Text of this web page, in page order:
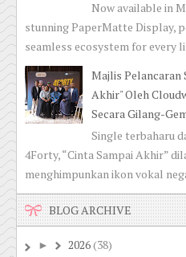
Now available in
stunning PaperMatte Display,
seamless ecosystem for every
Majlis Pelancaran
Akhir" Oleh
Secara Gilang-
Single terbaharu
4Forty, “Cinta Sampai Akhir”
menghimpunkan ikon vokal
BLOG ARCHIVE
► 2026(38)